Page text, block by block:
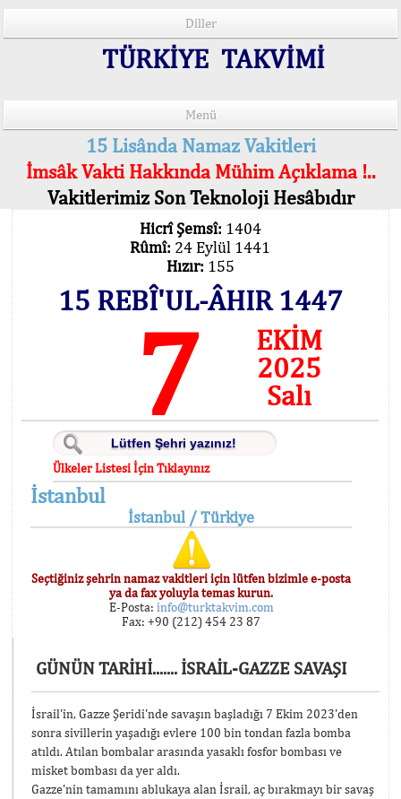
Diller
TÜRKİYE TAKVİMİ
Menü
15 Lisânda Namaz Vakitleri
İmsâk Vakti Hakkında Mühim Açıklama !..
Vakitlerimiz Son Teknoloji Hesâbıdır
Hicrî Şemsî: 1404
Rûmî: 24 Eylül 1441
Hızır: 155
15 REBÎ'UL-ÂHIR 1447
7
EKİM
2025
Salı
Ülkeler Listesi İçin Tıklayınız
İstanbul
İstanbul / Türkiye
Seçtiğiniz şehrin namaz vakitleri için lütfen bizimle e-posta
ya da fax yoluyla temas kurun.
E-Posta: info@turktakvim.com
Fax: +90 (212) 454 23 87
GÜNÜN TARİHİ....... İSRAİL-GAZZE SAVAŞI
İsrail'in, Gazze Şeridi'nde savaşın başladığı 7 Ekim 2023'den
sonra sivillerin yaşadığı evlere 100 bin tondan fazla bomba
atıldı. Atılan bombalar arasında yasaklı fosfor bombası ve
misket bombası da yer aldı.
Gazze'nin tamamını ablukaya alan İsrail, aç bırakmayı bir savaş